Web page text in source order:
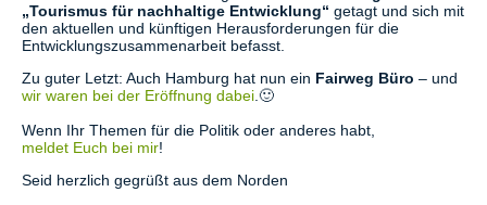
„Tourismus für nachhaltige Entwicklung“ getagt und sich mit
den aktuellen und künftigen Herausforderungen für die
Entwicklungszusammenarbeit befasst.
Zu guter Letzt: Auch Hamburg hat nun ein Fairweg Büro – und
wir waren bei der Eröffnung dabei .🙂
Wenn Ihr Themen für die Politik oder anderes habt,
meldet Euch bei mir!
Seid herzlich gegrüßt aus dem Norden